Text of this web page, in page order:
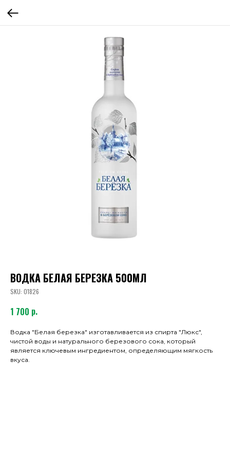
ВОДКА БЕЛАЯ БЕРЕЗКА 500МЛ
SKU: 01826
1 700 р.
Водка "Белая березка" изготавливается из спирта "Люкс",
чистой воды и натурального березового сока, который
является ключевым ингредиентом, определяющим мягкость
вкуса.